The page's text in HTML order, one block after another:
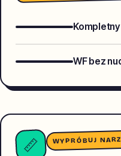
WF bez
📏 WYPRÓBUJ